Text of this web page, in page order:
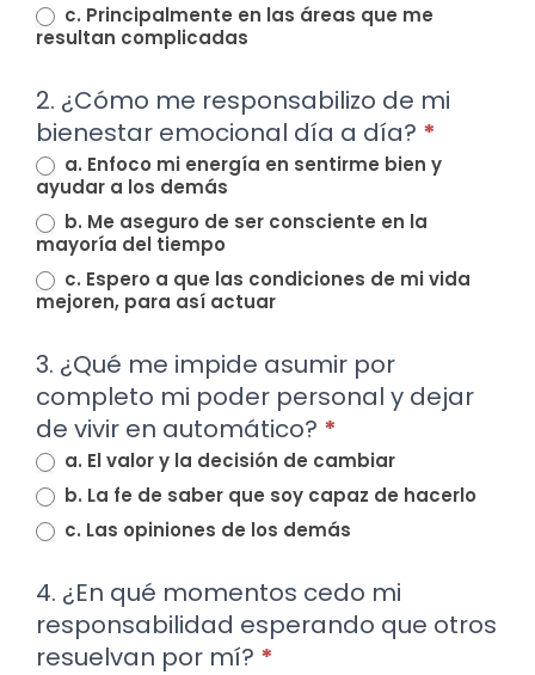
c. Principalmente en las áreas que me
resultan complicadas
2. ¿Cómo me responsabilizo de mi
bienestar emocional día a día? *
a. Enfoco mi energía en sentirme bien y
ayudar a los demás
b. Me aseguro de ser consciente en la
mayoría del tiempo
c. Espero a que las condiciones de mi vida
mejoren, para así actuar
3. ¿Qué me impide asumir por
completo mi poder personal y dejar
de vivir en automático? *
a. El valor y la decisión de cambiar
b. La fe de saber que soy capaz de hacerlo
c. Las opiniones de los demás
4. ¿En qué momentos cedo mi
responsabilidad esperando que otros
resuelvan por mí? *